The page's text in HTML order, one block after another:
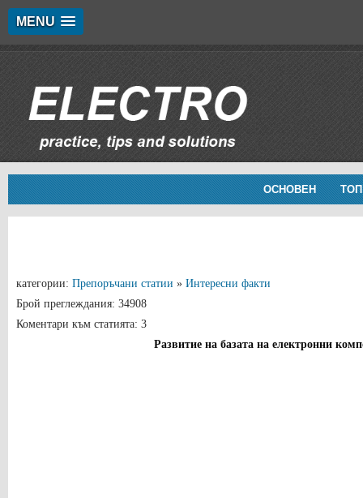
MENU
ОСНОВЕН
категории: Препоръчани статии » Интересни факти
Брой преглеждания: 34908
Коментари към статията: 3
Развитие на базата на електронни